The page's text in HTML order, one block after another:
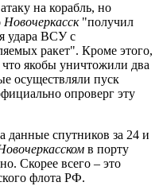
на корабль, но
Новочеркасск"получил
удара ВСУ с
ракет". Кроме этого,
якобы уничтожили два
осуществляли пуск
опроверг эту
данные спутников за 24 и
в порту
Скорее всего – это
флота РФ.